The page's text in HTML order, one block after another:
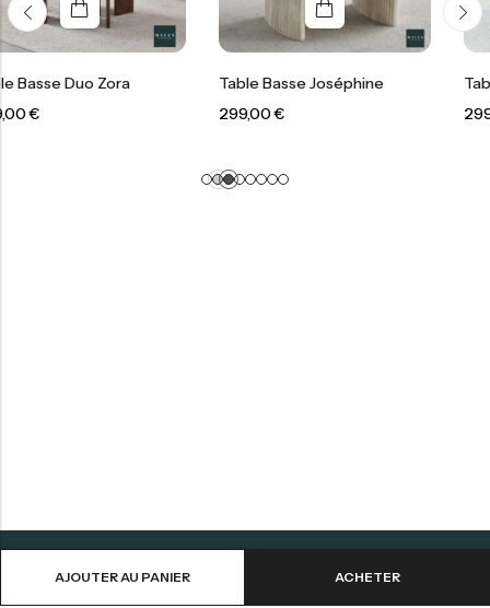
AJOUTER AU PANIER ACHETER
Zora
Table Basse Joséphine
Table Basse